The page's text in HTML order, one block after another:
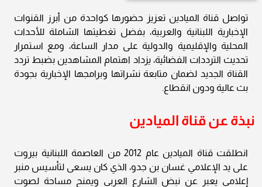
تواصل قناة الميادين تعزيز حضورها كواحدة من أبرز القنوات
الإخبارية اللبنانية والعربية، بفضل تغطيتها الشاملة للأحداث
المحلية والإقليمية والدولية على مدار الساعة، ومع استمرار
تحديث الترددات الفضائية، يزداد اهتمام المشاهدين بضبط تردد
القناة الجديد لضمان متابعة نشراتها وبرامجها الإخبارية بجودة
بث عالية ودون انقطاع.
نبذة عن قناة الميادين
انطلقت قناة الميادين عام 2012 من العاصمة اللبنانية بيروت
على يد الإعلامي غسان بن جدو، الذي كان يسعى لتأسيس منبر
إعلامي يعبر عن نبض الشارع العربي ويمنح مساحة لصوت